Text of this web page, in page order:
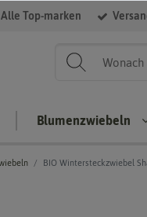
Alle Top-marken
Blumenzwiebeln
BIO Wintersteckzwiebel